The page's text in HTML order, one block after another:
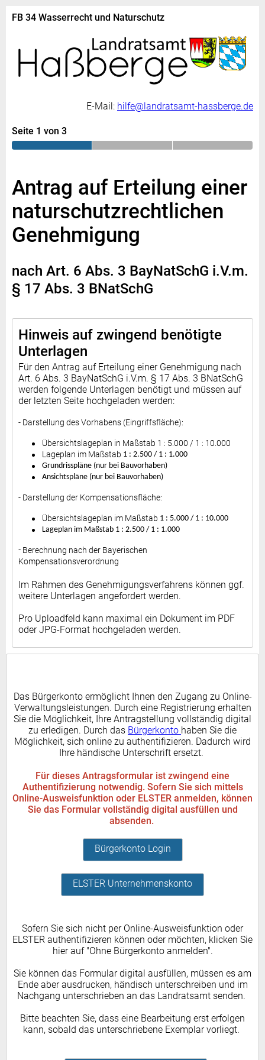
FB 34 Wasserrecht und Naturschutz
E-Mail: hilfe@landratsamt-hassberge.de
Seite 1 von 3
Antrag auf Erteilung einer
naturschutzrechtlichen
Genehmigung
nach Art. 6 Abs. 3 BayNatSchG i.V.m.
§ 17 Abs. 3 BNatSchG
Hinweis auf zwingend benötigte
Unterlagen
Für den Antrag auf Erteilung einer Genehmigung nach
Art. 6 Abs. 3 BayNatSchG i.V.m. § 17 Abs. 3 BNatSchG
werden folgende Unterlagen benötigt und müssen auf
der letzten Seite hochgeladen werden:
- Darstellung des Vorhabens (Eingriffsfläche):
Übersichtslageplan in Maßstab 1 : 5.000 / 1 : 10.000
Lageplan im Maßstab 1 : 2.500 / 1 : 1.000
Grundrisspläne (nur bei Bauvorhaben)
Ansichtspläne (nur bei Bauvorhaben)
- Darstellung der Kompensationsfläche:
Übersichtslageplan im Maßstab 1 : 5.000 / 1 : 10.000
Lageplan im Maßstab 1 : 2.500 / 1 : 1.000
- Berechnung nach der Bayerischen
Kompensationsverordnung
Im Rahmen des Genehmigungsverfahrens können ggf.
weitere Unterlagen angefordert werden.
Pro Uploadfeld kann maximal ein Dokument im PDF
oder JPG-Format hochgeladen werden.
Das Bürgerkonto ermöglicht Ihnen den Zugang zu Online-
Verwaltungsleistungen. Durch eine Registrierung erhalten
Sie die Möglichkeit, Ihre Antragstellung vollständig digital
zu erledigen. Durch das Bürgerkonto haben Sie die
Möglichkeit, sich online zu authentifizieren. Dadurch wird
Ihre händische Unterschrift ersetzt.
Für dieses Antragsformular ist zwingend eine
Authentifizierung notwendig. Sofern Sie sich mittels
Online-Ausweisfunktion oder ELSTER anmelden, können
Sie das Formular vollständig digital ausfüllen und
absenden.
Bürgerkonto Login
ELSTER Unternehmenskonto
Sofern Sie sich nicht per Online-Ausweisfunktion oder
ELSTER authentifizieren können oder möchten, klicken Sie
hier auf "Ohne Bürgerkonto anmelden".
Sie können das Formular digital ausfüllen, müssen es am
Ende aber ausdrucken, händisch unterschreiben und im
Nachgang unterschrieben an das Landratsamt senden.
Bitte beachten Sie, dass eine Bearbeitung erst erfolgen
kann, sobald das unterschriebene Exemplar vorliegt.